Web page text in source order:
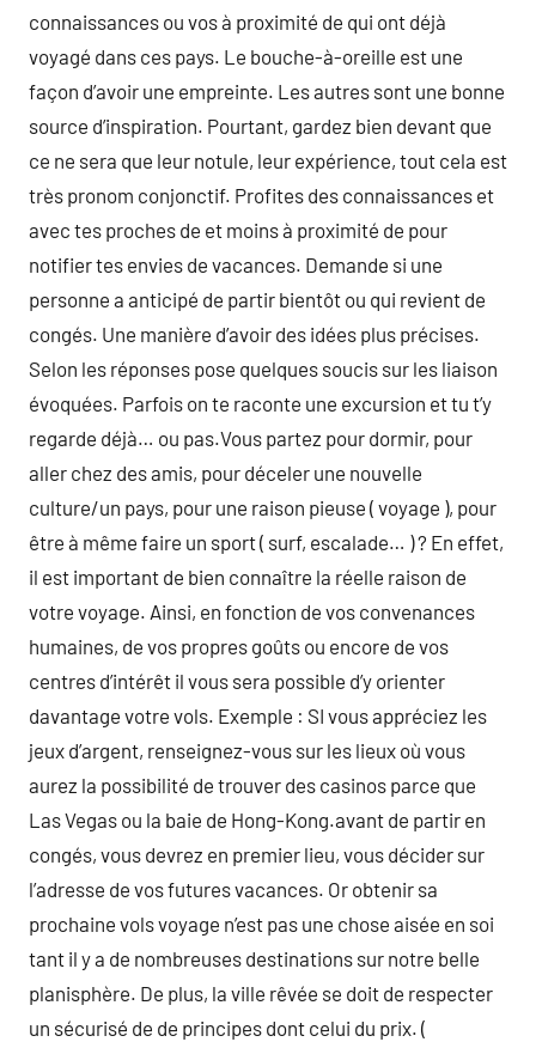
connaissances ou vos à proximité de qui ont déjà
voyagé dans ces pays. Le bouche-à-oreille est une
façon d’avoir une empreinte. Les autres sont une bonne
source d’inspiration. Pourtant, gardez bien devant que
ce ne sera que leur notule, leur expérience, tout cela est
très pronom conjonctif. Profites des connaissances et
avec tes proches de et moins à proximité de pour
notifier tes envies de vacances. Demande si une
personne a anticipé de partir bientôt ou qui revient de
congés. Une manière d’avoir des idées plus précises.
Selon les réponses pose quelques soucis sur les liaison
évoquées. Parfois on te raconte une excursion et tu t’y
regarde déjà… ou pas.Vous partez pour dormir, pour
aller chez des amis, pour déceler une nouvelle
culture/un pays, pour une raison pieuse ( voyage ), pour
être à même faire un sport ( surf, escalade… ) ? En effet,
il est important de bien connaître la réelle raison de
votre voyage. Ainsi, en fonction de vos convenances
humaines, de vos propres goûts ou encore de vos
centres d’intérêt il vous sera possible d’y orienter
davantage votre vols. Exemple : SI vous appréciez les
jeux d’argent, renseignez-vous sur les lieux où vous
aurez la possibilité de trouver des casinos parce que
Las Vegas ou la baie de Hong-Kong.avant de partir en
congés, vous devrez en premier lieu, vous décider sur
l’adresse de vos futures vacances. Or obtenir sa
prochaine vols voyage n’est pas une chose aisée en soi
tant il y a de nombreuses destinations sur notre belle
planisphère. De plus, la ville rêvée se doit de respecter
un sécurisé de de principes dont celui du prix. (